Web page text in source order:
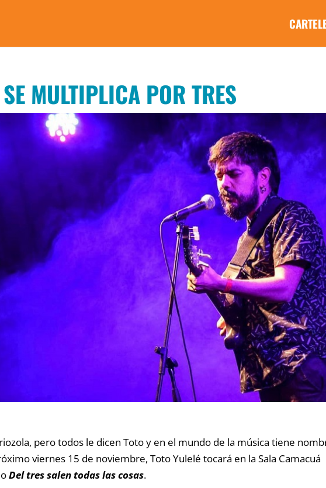
MULTIPLICA POR TRES
pero todos le dicen Toto y en el mundo de la música tiene
viernes 15 de noviembre, Toto Yulelé tocará en la Sala Camacuá
Del tres salen todas las cosas.